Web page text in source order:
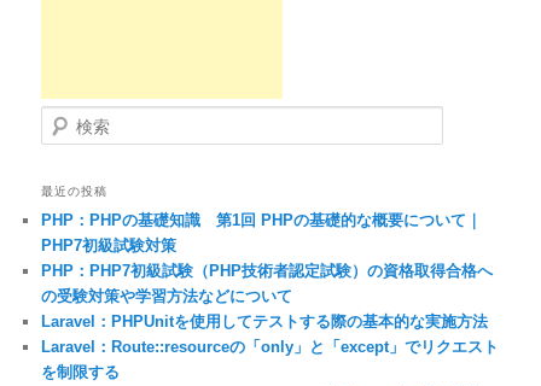
検索
最近の投稿
PHP：PHPの基礎知識 第1回 PHPの基礎的な概要について｜
PHP7初級試験対策
PHP：PHP7初級試験（PHP技術者認定試験）の資格取得合格へ
の受験対策や学習方法などについて
Laravel：PHPUnitを使用してテストする際の基本的な実施方法
Laravel：Route::resourceの「only」と「except」でリクエスト
を制限する